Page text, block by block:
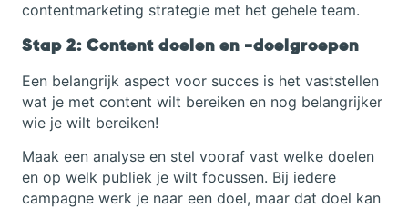
contentmarketing strategie met het gehele team.
Stap 2: Content doelen en -doelgroepen
Een belangrijk aspect voor succes is het vaststellen
wat je met content wilt bereiken en nog belangrijker
wie je wilt bereiken!
Maak een analyse en stel vooraf vast welke doelen
en op welk publiek je wilt focussen. Bij iedere
campagne werk je naar een doel, maar dat doel kan